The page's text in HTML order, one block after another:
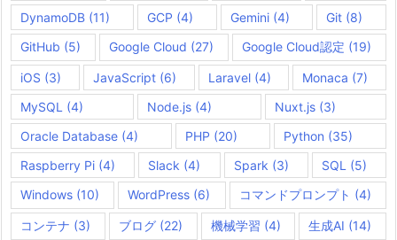
DynamoDB (11) GCP (4) Gemini(4) Git (8)
GitHub (5) Google Cloud (27) Google Cloud認定 (19)
iOS (3) JavaScript(6) Laravel(4) Monaca (7)
MySQL (4) Node.js(4) Nuxt.js (3)
Oracle Database (4) PHP (20) Python (35)
Raspberry Pi (4) Slack (4) Spark (3) SQL (5)
Windows (10) WordPress (6) コマンドプロンプト (4)
コンテナ (3) ブログ(22) 機械学習 (4) 生成AI (14)